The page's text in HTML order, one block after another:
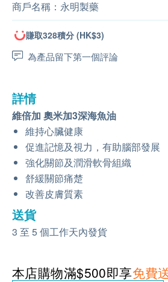
商戶名稱： 永明製藥
賺取328積分 (HK$3)
為產品留下第一個評論
詳情
維倍加 奧米加3深海魚油
維持心臟健康
促進記憶及視力，有助腦部發展
強化關節及潤滑軟骨組織
舒緩關節痛楚
改善皮膚質素
送貨
3 至 5 個工作天內發貨
本店購物滿$500即享免費